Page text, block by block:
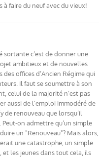
à faire du neuf avec du vieux!
sortante c’est de donner une
ambitieux et de nouvelles
offices d’Ancien Régime qui
Il faut se soumettre à son
celui de la majorité n’est pas
aussi de l’emploi immodéré de
de renouveau que lorsqu’il
on admettre qu’un simple
un "Renouveau"? Mais alors,
une catastrophe, un simple
et les jeunes dans tout cela, ils